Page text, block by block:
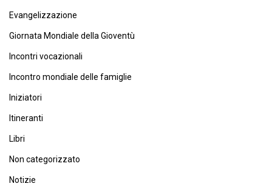
Evangelizzazione
Giornata Mondiale della Gioventù
Incontri vocazionali
Incontro mondiale delle famiglie
Iniziatori
Itineranti
Libri
Non categorizzato
Notizie